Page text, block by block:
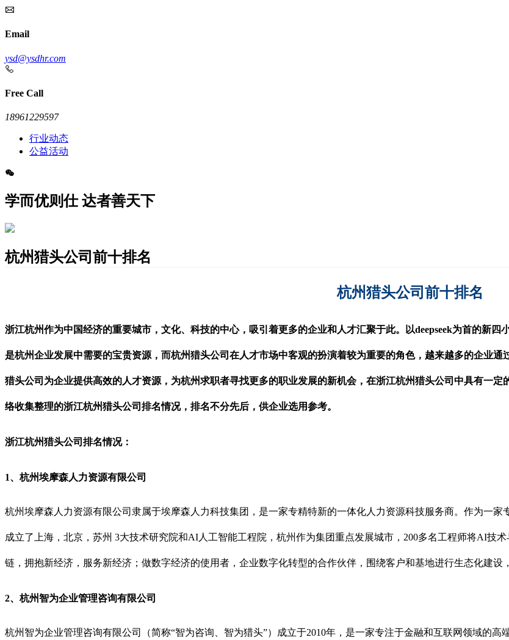
Email
ysd@ysdhr.com
Free Call
18961229597
行业动态
公益活动
学而优则仕 达者善天下
杭州猎头公司前十排名
杭州猎头公司前十排名
浙江杭州作为中国经济的重要城市，文化、科技的中心，吸引着更多的企业和人才汇聚于此。 以deepseek为首的新四
是杭州企业发展中需要的宝贵资源，而杭州猎头公司在人才市场中客观的扮演着较为重要的角色，越来越多的企业通
猎头公司为企业提供高效的人才资源，为杭州求职者寻找更多的职业发展的新机会，在浙江杭州猎头公司中具有一定
络收集整理的浙江杭州猎头公司排名情况，排名不分先后，供企业选用参考。
浙江杭州猎头公司排名情况：
1、杭州埃摩森人力资源有限公司
杭州埃摩森人力资源有限公司隶属于埃摩森人力科技集团，是一家专精特新的一体化人力资源科技服务商。作为一家
成立了上海，北京，苏州 3大技术研究院和AI人工智能工程院，杭州作为集团重点发展城市，200多名工程师将AI技
链，拥抱新经济，服务新经济；做数字经济的使用者，企业数字化转型的合作伙伴，围绕客户和基地进行生态化建设
2、杭州智为企业管理咨询有限公司
杭州智为企业管理咨询有限公司（简称“智为咨询、智为猎头”）成立于2010年，是一家专注于金融和互联网领域的